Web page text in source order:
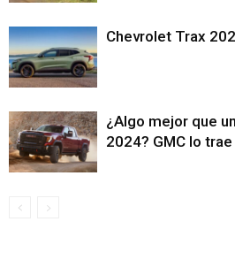
Chevrolet Trax
¿Algo mejor que
2024? GMC lo